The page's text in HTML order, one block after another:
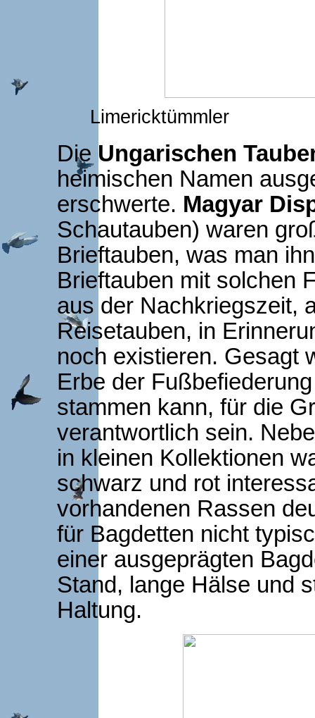
Die Ungarischen
heimischen Namen
erschwerte. Magyar
Schautauben) waren
Brieftauben, was man
Brieftauben mit solchen
aus der Nachkriegszeit,
Reisetauben, in
noch existieren. Gesagt
Erbe der
stammen kann, für die
verantwortlich sein.
in kleinen Kollektionen
schwarz und rot
vorhandenen Rassen
für Bagdetten nicht
einer ausgeprägten
Stand, lange Hälse und
Haltung.